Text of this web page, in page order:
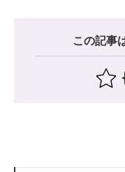
この記事